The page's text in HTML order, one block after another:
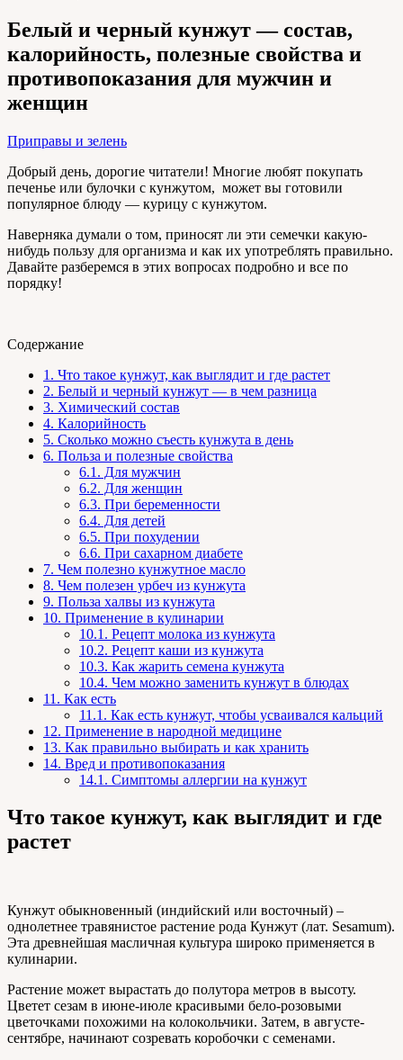
Белый и черный кунжут — состав,
калорийность, полезные свойства и
противопоказания для мужчин и
женщин
Приправы и зелень
Добрый день, дорогие читатели! Многие любят покупать
печенье или булочки с кунжутом, может вы готовили
популярное блюду — курицу с кунжутом.
Наверняка думали о том, приносят ли эти семечки какую-
нибудь пользу для организма и как их употреблять правильно.
Давайте разберемся в этих вопросах подробно и все по
порядку!
Содержание
1. Что такое кунжут, как выглядит и где растет
2. Белый и черный кунжут — в чем разница
3. Химический состав
4. Калорийность
5. Сколько можно съесть кунжута в день
6. Польза и полезные свойства
6.1. Для мужчин
6.2. Для женщин
6.3. При беременности
6.4. Для детей
6.5. При похудении
6.6. При сахарном диабете
7. Чем полезно кунжутное масло
8. Чем полезен урбеч из кунжута
9. Польза халвы из кунжута
10. Применение в кулинарии
10.1. Рецепт молока из кунжута
10.2. Рецепт каши из кунжута
10.3. Как жарить семена кунжута
10.4. Чем можно заменить кунжут в блюдах
11. Как есть
11.1. Как есть кунжут, чтобы усваивался кальций
12. Применение в народной медицине
13. Как правильно выбирать и как хранить
14. Вред и противопоказания
14.1. Симптомы аллергии на кунжут
Что такое кунжут, как выглядит и где
растет
Кунжут обыкновенный (индийский или восточный) –
однолетнее травянистое растение рода Кунжут (лат. Sesamum).
Эта древнейшая масличная культура широко применяется в
кулинарии.
Растение может вырастать до полутора метров в высоту.
Цветет сезам в июне-июле красивыми бело-розовыми
цветочками похожими на колокольчики. Затем, в августе-
сентябре, начинают созревать коробочки с семенами.